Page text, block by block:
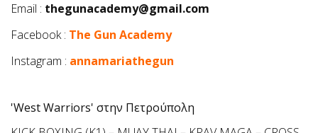
Email : thegunacademy@gmail.com
Facebook : The Gun Academy
Instagram : annamariathegun
'West Warriors' στην Πετρούπολη